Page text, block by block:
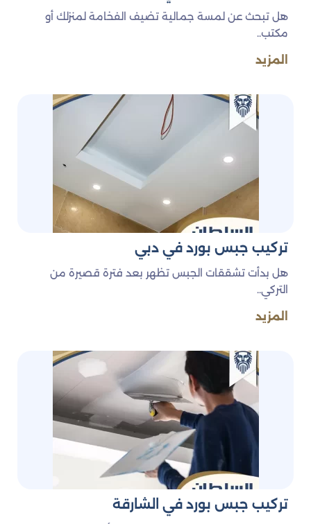
هل تبحث عن لمسة جمالية تضيف الفخامة لمنزلك أو
مكتب..
المزيد
تركيب جبس بورد في دبي
هل بدأت تشققات الجبس تظهر بعد فترة قصيرة من
التركي..
المزيد
تركيب جبس بورد في الشارقة